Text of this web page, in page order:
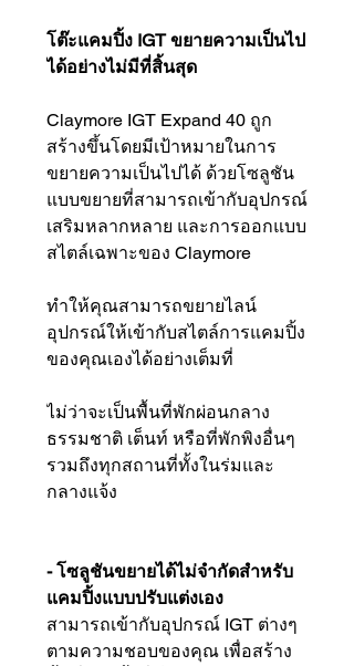
โต๊ะแคมปิ้ง IGT ขยายความเป็นไป
ได้อย่างไม่มีที่สิ้นสุด
Claymore IGT Expand 40 ถูก
สร้างขึ้นโดยมีเป้าหมายในการ
ขยายความเป็นไปได้ ด้วยโซลูชัน
แบบขยายที่สามารถเข้ากับอุปกรณ์
เสริมหลากหลาย และการออกแบบ
สไตล์เฉพาะของ Claymore
ทำให้คุณสามารถขยายไลน์
อุปกรณ์ให้เข้ากับสไตล์การแคมปิ้ง
ของคุณเองได้อย่างเต็มที่
ไม่ว่าจะเป็นพื้นที่พักผ่อนกลาง
ธรรมชาติ เต็นท์ หรือที่พักพิงอื่นๆ
รวมถึงทุกสถานที่ทั้งในร่มและ
กลางแจ้ง
- โซลูชันขยายได้ไม่จำกัดสำหรับ
แคมปิ้งแบบปรับแต่งเอง
สามารถเข้ากับอุปกรณ์ IGT ต่างๆ
ตามความชอบของคุณ เพื่อสร้าง